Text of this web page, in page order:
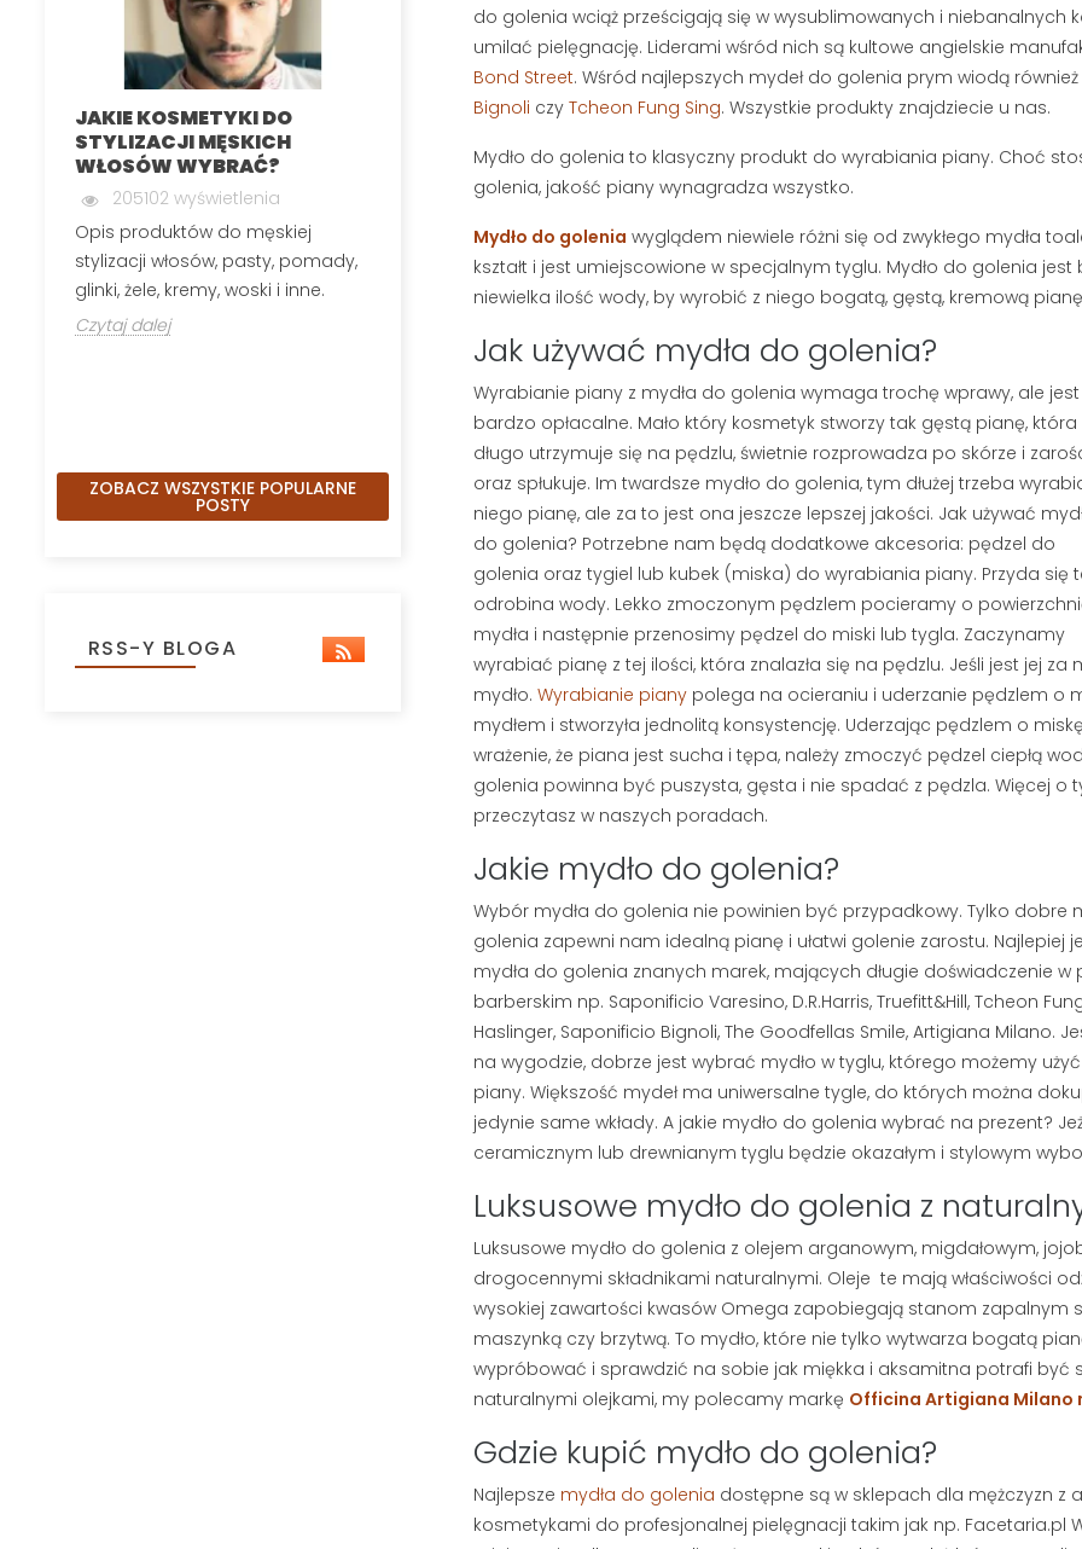
JAKIE KOSMETYKI DO
STYLIZACJI MĘSKICH
WŁOSÓW WYBRAĆ?
205102 wyświetlenia
Opis produktów do męskiej
stylizacji włosów, pasty, pomady,
glinki, żele, kremy, woski i inne.
Czytaj dalej
MĘSKA DEPILACJA STREF
199830 wyświetlenia
polega na usuwaniu owłosienia z
okolic, które nie są eksponowane.
Czytaj dalej
JAK SKUTECZNIE ZAPUŚCIĆ
BRODĘ I PRZYSPIESZYĆ
POROST ZAROSTU?
PORADNIK BRODACZA
197498 wyświetlenia
Zapuszczanie brody wymaga
czasu, ale tempo jej wzrostu nie
ślepego losu. Sprawdź, jak...
Czytaj dalej
ZOBACZ WSZYSTKIE POPULARNE
POSTY
RSS-Y BLOGA
do golenia wciąż prześcigają się w wysublimowanych i
umilać pielęgnację. Liderami wśród nich są kultowe angielskie
Bond Street. Wśród najlepszych mydeł do golenia prym wiodą
Bignoli czy Tcheon Fung Sing. Wszystkie produkty znajdziecie u nas.
Mydło do golenia to klasyczny produkt do wyrabiania piany. Choć
golenia, jakość piany wynagradza wszystko.
Mydło do golenia wyglądem niewiele różni się od zwykłego mydła
kształt i jest umiejscowione w specjalnym tyglu. Mydło do golenia
niewielka ilość wody, by wyrobić z niego bogatą, gęstą, kremową
Jak używać mydła do golenia?
Wyrabianie piany z mydła do golenia wymaga trochę wprawy, ale
bardzo opłacalne. Mało który kosmetyk stworzy tak gęstą pianę, która
długo utrzymuje się na pędzlu, świetnie rozprowadza po skórze i
oraz spłukuje. Im twardsze mydło do golenia, tym dłużej trzeba
niego pianę, ale za to jest ona jeszcze lepszej jakości. Jak używać
do golenia? Potrzebne nam będą dodatkowe akcesoria: pędzel do
golenia oraz tygiel lub kubek (miska) do wyrabiania piany. Przyda się
odrobina wody. Lekko zmoczonym pędzlem pocieramy o
mydła i następnie przenosimy pędzel do miski lub tygla. Zaczynamy
wyrabiać pianę z tej ilości, która znalazła się na pędzlu. Jeśli jest jej
mydło. Wyrabianie piany polega na ocieraniu i uderzanie pędzlem o
mydłem i stworzyła jednolitą konsystencję. Uderzając pędzlem o
wrażenie, że piana jest sucha i tępa, należy zmoczyć pędzel ciepłą
golenia powinna być puszysta, gęsta i nie spadać z pędzla. Więcej o
przeczytasz w naszych poradach.
Jakie mydło do golenia?
Wybór mydła do golenia nie powinien być przypadkowy. Tylko dobre
golenia zapewni nam idealną pianę i ułatwi golenie zarostu. Najlepiej
mydła do golenia znanych marek, mających długie doświadczenie w
barberskim np. Saponificio Varesino, D.R.Harris, Truefitt&Hill, Tcheon
Haslinger, Saponificio Bignoli, The Goodfellas Smile, Artigiana Milano.
na wygodzie, dobrze jest wybrać mydło w tyglu, którego możemy
piany. Większość mydeł ma uniwersalne tygle, do których można
jedynie same wkłady. A jakie mydło do golenia wybrać na prezent?
ceramicznym lub drewnianym tyglu będzie okazałym i stylowym
Luksusowe mydło do golenia z
Luksusowe mydło do golenia z olejem arganowym, migdałowym,
drogocennymi składnikami naturalnymi. Oleje te mają właściwości
wysokiej zawartości kwasów Omega zapobiegają stanom zapalnym
maszynką czy brzytwą. To mydło, które nie tylko wytwarza bogatą
wypróbować i sprawdzić na sobie jak miękka i aksamitna potrafi
naturalnymi olejkami, my polecamy markę Officina Artigiana Milano
Gdzie kupić mydło do golenia?
Najlepsze mydła do golenia dostępne są w sklepach dla mężczyzn z
kosmetykami do profesjonalnej pielęgnacji takim jak np. Facetaria.pl